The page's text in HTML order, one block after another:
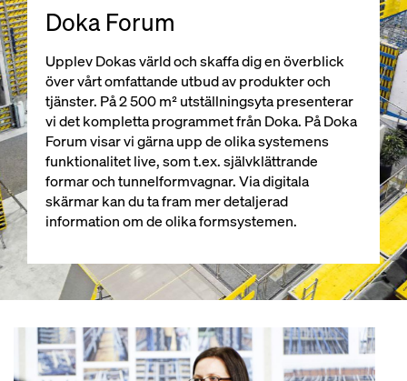
Doka Forum
Upplev Dokas värld och skaffa dig en överblick
över vårt omfattande utbud av produkter och
tjänster. På 2 500 m² utställningsyta presenterar
vi det kompletta programmet från Doka. På Doka
Forum visar vi gärna upp de olika systemens
funktionalitet live, som t.ex. självklättrande
formar och tunnelformvagnar. Via digitala
skärmar kan du ta fram mer detaljerad
information om de olika formsystemen.